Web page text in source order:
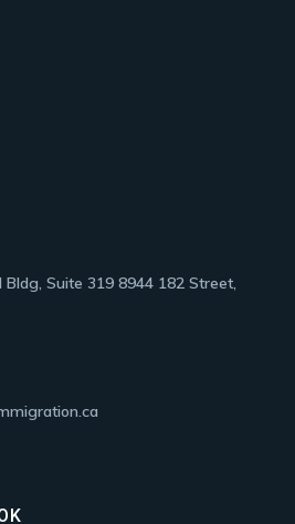
Suite 319 8944 182 Street,